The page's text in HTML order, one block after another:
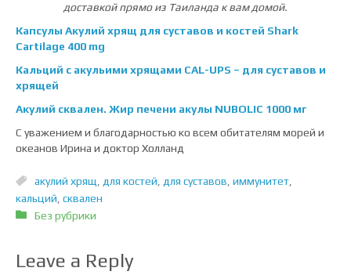
доставкой прямо из Таиланда к вам домой.
Капсулы Акулий хрящ для суставов и костей Shark
Cartilage 400 mg
Кальций с акульими хрящами CAL-UPS – для суставов и
хрящей
Акулий сквален. Жир печени акулы NUBOLIC 1000 мг
С уважением и благодарностью ко всем обитателям морей и
океанов Ирина и доктор Холланд
акулий хрящ для костей для суставов иммунитет
кальций сквален
Без рубрики
Leave a Reply